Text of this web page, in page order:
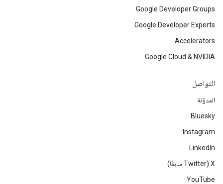
Google Developer Groups
Google Developer Experts
Accelerators
Google Cloud & NVIDIA
التواصل
المدوّنة
Bluesky
Instagram
LinkedIn
‫X ‏(Twitter سابقًا)
YouTube